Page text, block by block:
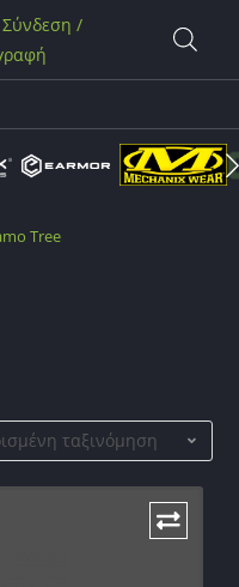
Σύνδεση /
Tree
ταξινόμηση